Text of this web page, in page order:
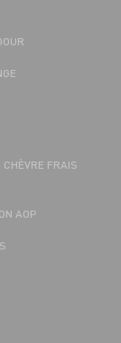
FRAIS
AOP